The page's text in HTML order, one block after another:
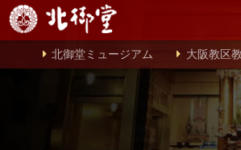
北御堂ミュージアム 大阪教区